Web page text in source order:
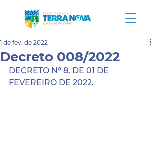
Decreto 008/2022
1 de fev. de 2022
DECRETO Nº 8, DE 01 DE
FEVEREIRO DE 2022.